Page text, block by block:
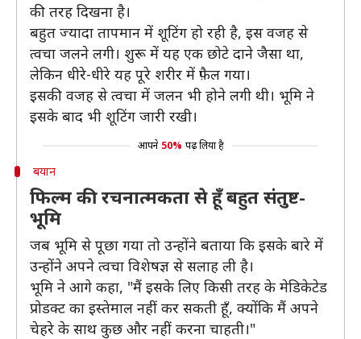
की तरह दिखना है।
बहुत ज्यादा तापमान में शूटिंग हो रही है, इस वजह से
त्वचा जलने लगी। शुरू में यह एक छोटे दाने जैसा था,
लेकिन धीरे-धीरे यह पूरे शरीर में फ़ैल गया।
इसकी वजह से त्वचा में जलन भी होने लगी थी। भूमि ने
इसके बाद भी शूटिंग जारी रखी।
आपने 50% पढ़ लिया है
बयान
फिल्म की रचनात्मकता से हूँ बहुत संतुष्ट-
भूमि
जब भूमि से पूछा गया तो उन्होंने बताया कि इसके बारे में
उन्होंने अपने त्वचा विशेषज्ञ से सलाह ली है।
भूमि ने आगे कहा, "मैं इसके लिए किसी तरह के मेडिकेटेड
प्रोडक्ट का इस्तेमाल नहीं कर सकती हूँ, क्योंकि मैं अपने
चेहरे के साथ कुछ और नहीं करना चाहती।"